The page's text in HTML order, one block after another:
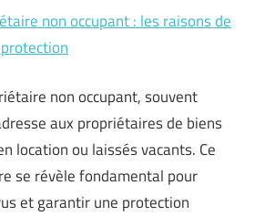
non occupant : les raisons de
non occupant, souvent
aux propriétaires de biens
location ou laissés vacants. Ce
se révèle fondamental pour
et garantir une protection